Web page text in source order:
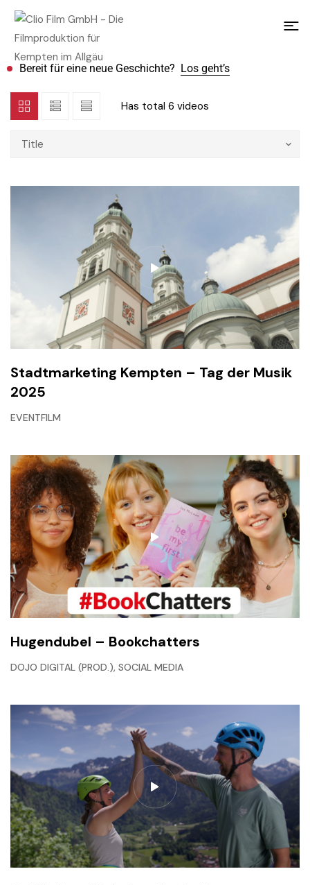
Bereit für eine neue Geschichte? Los geht’s
Has total 6 videos
Title
Stadtmarketing Kempten – Tag der Musik
2025
EVENTFILM
Hugendubel – Bookchatters
DOJO DIGITAL (PROD.), SOCIAL MEDIA